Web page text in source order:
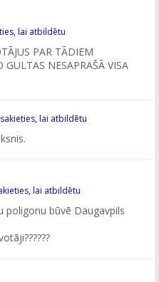
lai atbildētu
PAR TĀDIEM
NESAPRAŠĀ VISA
lai atbildētu
lai atbildētu
poligonu būvē Daugavpils